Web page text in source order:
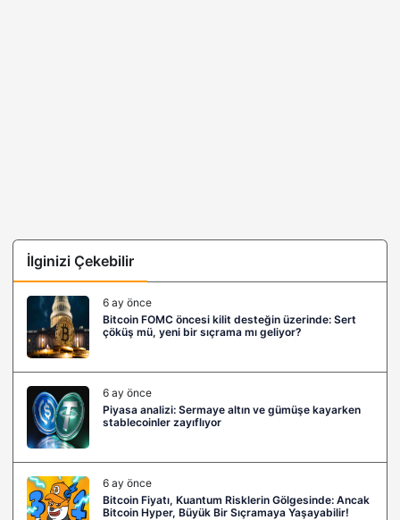
İlginizi Çekebilir
6 ay önce
Bitcoin FOMC öncesi kilit desteğin üzerinde: Sert
çöküş mü, yeni bir sıçrama mı geliyor?
6 ay önce
Piyasa analizi: Sermaye altın ve gümüşe kayarken
stablecoinler zayıflıyor
6 ay önce
Bitcoin Fiyatı, Kuantum Risklerin Gölgesinde: Ancak
Bitcoin Hyper, Büyük Bir Sıçramaya Yaşayabilir!